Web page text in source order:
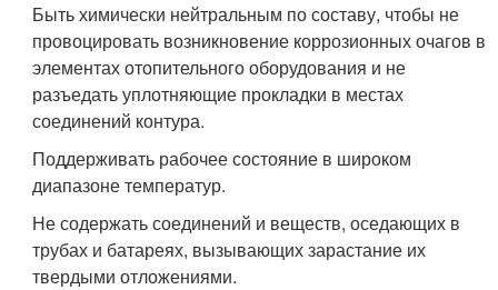
Быть химически нейтральным по составу, чтобы не
провоцировать возникновение коррозионных очагов в
элементах отопительного оборудования и не
разъедать уплотняющие прокладки в местах
соединений контура.
Поддерживать рабочее состояние в широком
диапазоне температур.
Не содержать соединений и веществ, оседающих в
трубах и батареях, вызывающих зарастание их
твердыми отложениями.